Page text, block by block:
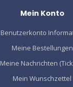
Mein Konto
Benutzerkonto
Meine Bestellungen
Meine Nachrichten
Mein Wunschzettel